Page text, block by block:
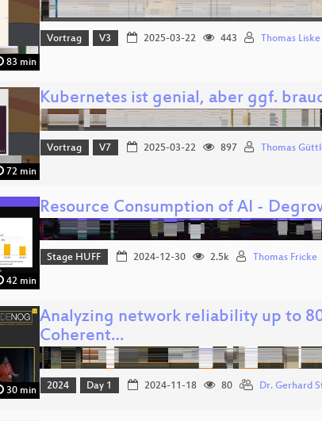
83 min
Vortrag V3 2025-03-22 443 Thomas Liske
72 min
Kubernetes ist genial, aber ggf.
Vortrag V7 2025-03-22 897 Thomas
42 min
Resource Consumption of AI -
Stage HUFF 2024-12-30 2.5k Thomas Fricke
30 min
Analyzing network reliability up to
Coherent…
2024 Day 1 2024-11-18 80 Dr. Gerhard